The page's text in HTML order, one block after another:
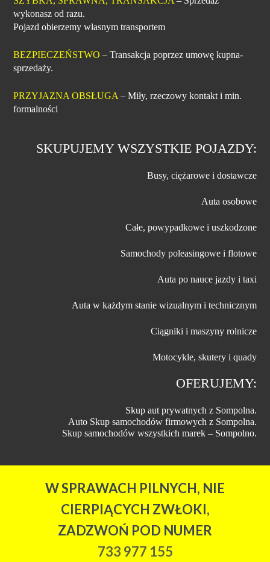
wykonasz od razu.
Pojazd obierzemy własnym transportem
BEZPIECZEŃSTWO – Transakcja poprzez umowę kupna-
sprzedaży.
PRZYJAZNA OBSŁUGA – Miły, rzeczowy kontakt i min.
formalności
SKUPUJEMY WSZYSTKIE POJAZDY:
Busy, ciężarowe i dostawcze
Auta osobowe
Całe, powypadkowe i uszkodzone
Samochody poleasingowe i flotowe
Auta po nauce jazdy i taxi
Auta w każdym stanie wizualnym i technicznym
Ciągniki i maszyny rolnicze
Motocykle, skutery i quady
OFERUJEMY:
Skup aut prywatnych z Sompolna.
Auto Skup samochodów firmowych z Sompolna.
Skup samochodów wszystkich marek – Sompolno.
W SPRAWACH PILNYCH, NIE
CIERPIĄCYCH ZWŁOKI,
ZADZWOŃ POD NUMER
733 977 155